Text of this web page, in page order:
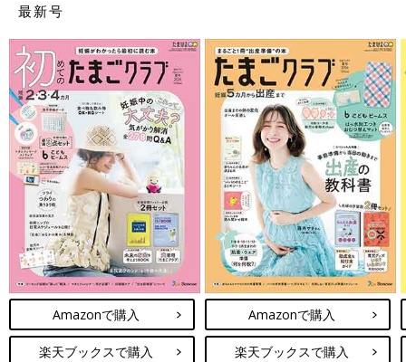
最新号
Amazonで購入
楽天ブックスで購入
Amazonで購入
楽天ブックスで購入